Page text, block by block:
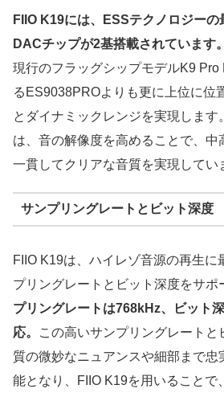
FIIO K19には、ESSテクノロジー
DACチップが2基搭載されています。
現行のフラッグシップモデルK9 Pro
るES9038PROよりも更に上位に位
とダイナミックレンジを実現しま
は、音の解像度を高めることで、中
一貫してクリアな音質を実現してい
サンプリングレートとビット深度
FIIO K19は、ハイレゾ音源の再生に
プリングレートとビット深度をサポ
プリングレートは768kHz、ビット
応。
この高いサンプリングレート
質の微妙なニュアンスや細部まで忠
能となり、FIIO K19を用いることで